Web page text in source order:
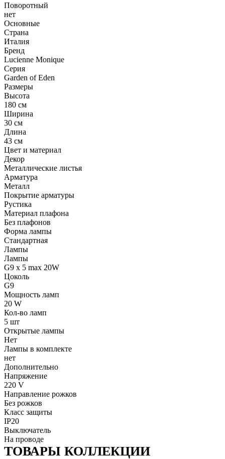
Поворотный
нет
Основные
Страна
Италия
Бренд
Lucienne Monique
Серия
Garden of Eden
Размеры
Высота
180 см
Ширина
30 см
Длина
43 см
Цвет и материал
Декор
Металлические листья
Арматура
Металл
Покрытие арматуры
Рустика
Материал плафона
Без плафонов
Форма лампы
Стандартная
Лампы
Лампы
G9 x 5 max 20W
Цоколь
G9
Мощность ламп
20 W
Кол-во ламп
5 шт
Открытые лампы
Нет
Лампы в комплекте
нет
Дополнительно
Напряжение
220 V
Направление рожков
Без рожков
Класс защиты
IP20
Выключатель
На проводе
ТОВАРЫ КОЛЛЕКЦИИ